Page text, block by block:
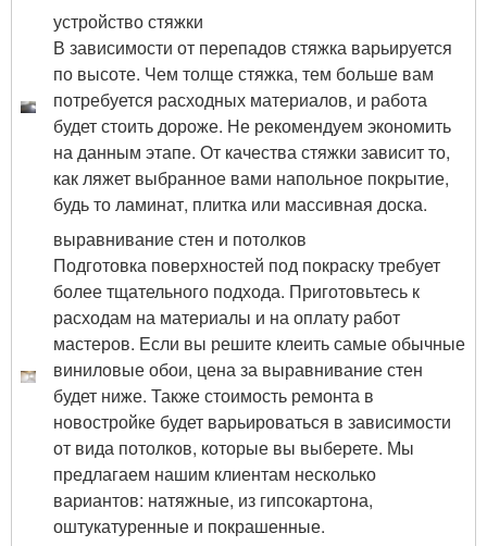
устройство стяжки
В зависимости от перепадов стяжка варьируется
по высоте. Чем толще стяжка, тем больше вам
потребуется расходных материалов, и работа
будет стоить дороже. Не рекомендуем экономить
на данным этапе. От качества стяжки зависит то,
как ляжет выбранное вами напольное покрытие,
будь то ламинат, плитка или массивная доска.
выравнивание стен и потолков
Подготовка поверхностей под покраску требует
более тщательного подхода. Приготовьтесь к
расходам на материалы и на оплату работ
мастеров. Если вы решите клеить самые обычные
виниловые обои, цена за выравнивание стен
будет ниже. Также стоимость ремонта в
новостройке будет варьироваться в зависимости
от вида потолков, которые вы выберете. Мы
предлагаем нашим клиентам несколько
вариантов: натяжные, из гипсокартона,
оштукатуренные и покрашенные.